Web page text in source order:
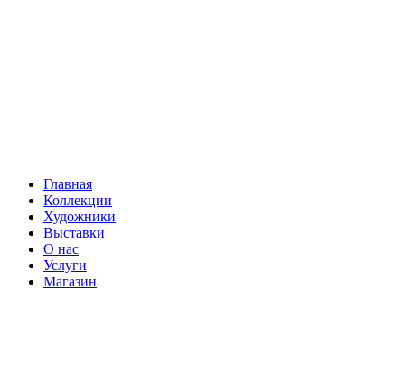
Главная
Коллекции
Художники
Выставки
О нас
Услуги
Магазин